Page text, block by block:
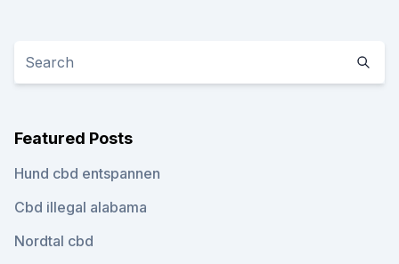
Featured Posts
Hund cbd entspannen
Cbd illegal alabama
Nordtal cbd